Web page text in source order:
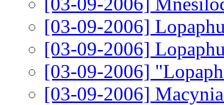
[03-09-2006]
[03-09-2006]
[03-09-2006]
[03-09-2006]